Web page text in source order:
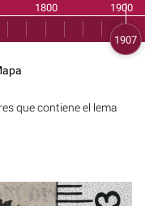
que contiene el lema